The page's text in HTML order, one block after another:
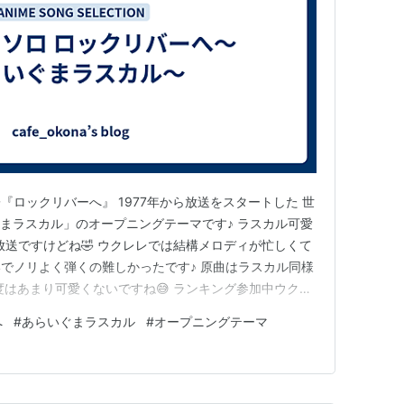
た角砂糖
1セント銅貨
みの第一日
ない子
スと友達になれたらなあ
いパーティの夜
カルの冒険
ロックリバーへ』 1977年から放送をスタートした 世
ラスカル」のオープニングテーマです♪ ラスカル可愛
ですけどね🤣 ウクレレでは結構メロディが忙しくて
ノリよく弾くの難しかったです♪ 原曲はラスカル同様
あまり可愛くないですね😅 ランキング参加中ウクレ
ング参加中はてなブログ同盟！初心者歓迎・なんで
#あらいぐまラスカル #オープニングテーマ